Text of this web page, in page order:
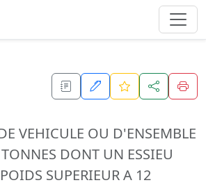
VEHICULE OU D'ENSEMBLE
DONT UN ESSIEU
SUPERIEUR A 12